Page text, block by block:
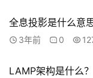
i
c
全息投影是什么意
3年前 0
LAMP架构是什么？